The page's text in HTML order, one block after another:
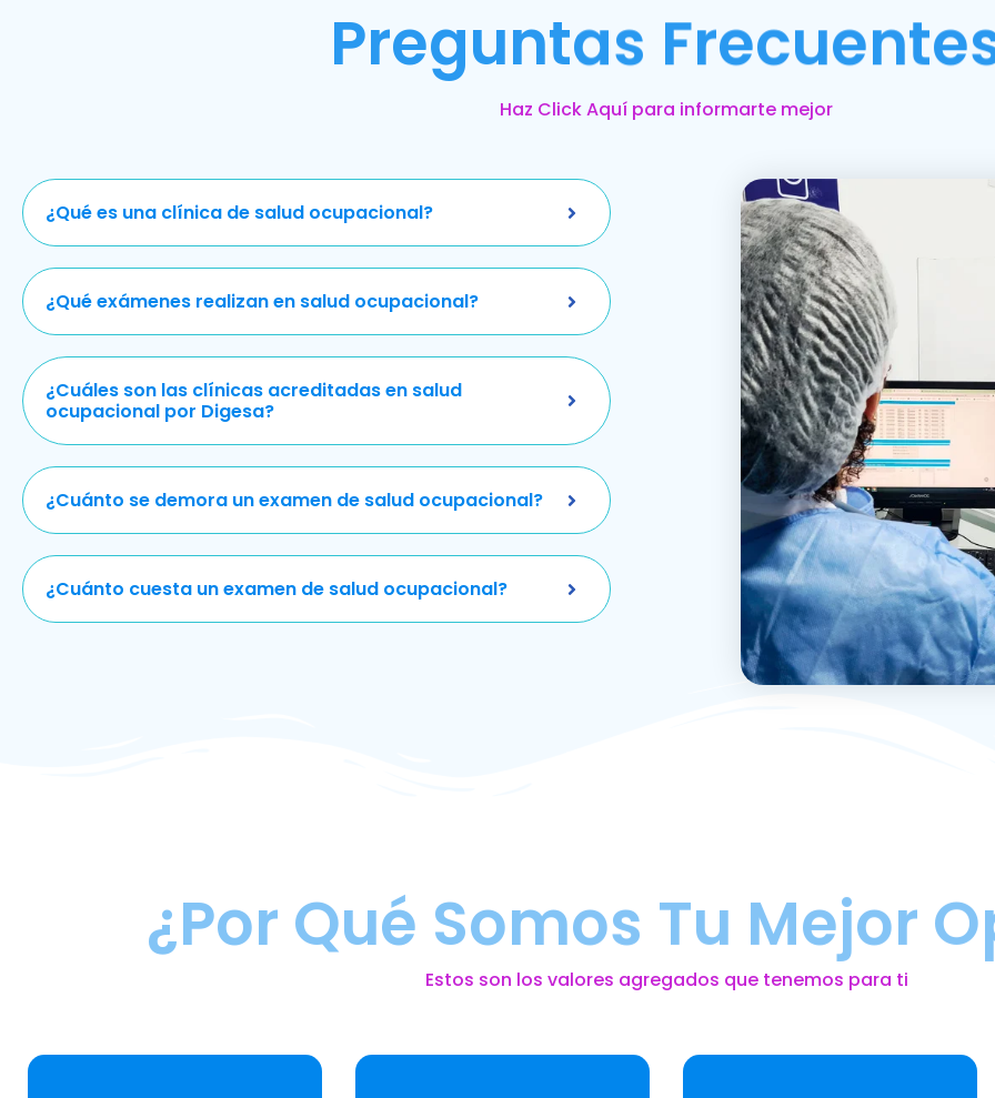
Preguntas
Haz Click Aquí para informarte mejor
¿Qué es una clínica de salud ocupacional?
¿Qué exámenes realizan en salud ocupacional?
¿Cuáles son las clínicas acreditadas en salud
ocupacional por Digesa?
¿Cuánto se demora un examen de salud ocupacional?
¿Cuánto cuesta un examen de salud ocupacional?
¿Por Qué Somos Tu Mejor
Estos son los valores agregados que tenemos para ti